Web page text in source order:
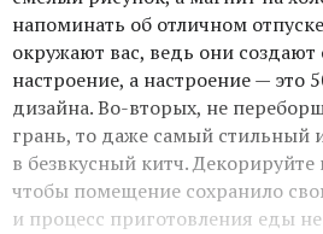
напоминать об отличном
окружают вас, ведь они
настроение, а настроение — это
дизайна. Во-вторых, не
грань, то даже самый стильный
в безвкусный китч.
чтобы помещение сохранило
и процесс приготовления еды